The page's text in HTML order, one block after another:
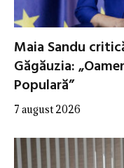
Maia Sandu
Găgăuzia:
Populară”
7 august 2026